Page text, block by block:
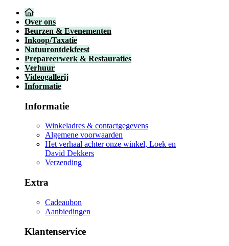
Over ons
Beurzen & Evenementen
Inkoop/Taxatie
Natuurontdekfeest
Prepareerwerk & Restauraties
Verhuur
Videogallerij
Informatie
Informatie
Winkeladres & contactgegevens
Algemene voorwaarden
Het verhaal achter onze winkel, Loek en
David Dekkers
Verzending
Extra
Cadeaubon
Aanbiedingen
Klantenservice